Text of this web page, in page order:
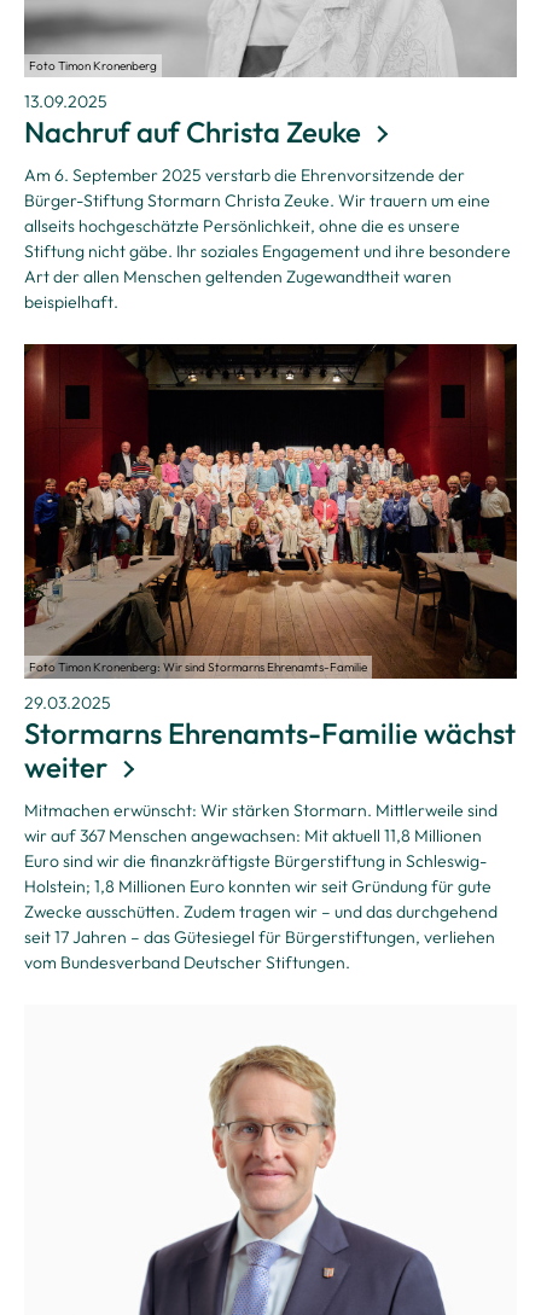
Foto Timon Kronenberg
13.09.2025
Nachruf auf Christa Zeuke
Am 6. September 2025 verstarb die Ehrenvorsitzende der
Bürger-Stiftung Stormarn Christa Zeuke. Wir trauern um eine
allseits hochgeschätzte Persönlichkeit, ohne die es unsere
Stiftung nicht gäbe. Ihr soziales Engagement und ihre besondere
Art der allen Menschen geltenden Zugewandtheit waren
beispielhaft.
Foto Timon Kronenberg: Wir sind Stormarns Ehrenamts-Familie
29.03.2025
Stormarns Ehrenamts-Familie wächst
weiter
Mitmachen erwünscht: Wir stärken Stormarn. Mittlerweile sind
wir auf 367 Menschen angewachsen: Mit aktuell 11,8 Millionen
Euro sind wir die finanzkräftigste Bürgerstiftung in Schleswig-
Holstein; 1,8 Millionen Euro konnten wir seit Gründung für gute
Zwecke ausschütten. Zudem tragen wir – und das durchgehend
seit 17 Jahren – das Gütesiegel für Bürgerstiftungen, verliehen
vom Bundesverband Deutscher Stiftungen.